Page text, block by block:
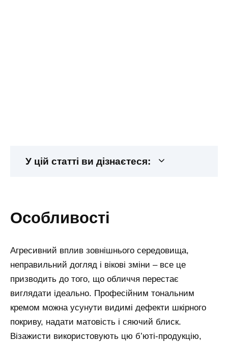
У цій статті ви дізнаєтеся:
особливості
Агресивний вплив зовнішнього середовища,
неправильний догляд і вікові зміни – все це
призводить до того, що обличчя перестає
виглядати ідеально. Професійним тональним
кремом можна усунути видимі дефекти шкірного
покриву, надати матовість і сяючий блиск.
Візажисти використовують цю б’юті-продукцію,